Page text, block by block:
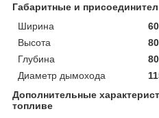
Габаритные и
Ширина
Высота
Глубина
Диаметр дымохода
Дополнительные
топливе